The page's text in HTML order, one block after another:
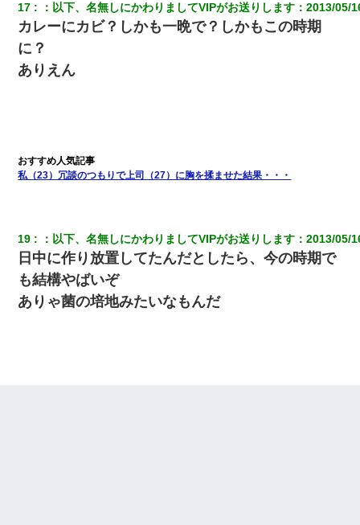
17 ： 以下、名無しにかわりましてVIPがお送りします ：2013/05/
カレーにカビ？しかも一晩で？しかもこの時期
に？
ありえん
私（23）冗談のつもりで上司（27）に胸を揉ませた結果・・・
19 ： 以下、名無しにかわりましてVIPがお送りします ：2013/05/
日中に作り放置してたんだとしたら、今の時期で
も結構やばいぞ
ありゃ菌の培地みたいなもんだ